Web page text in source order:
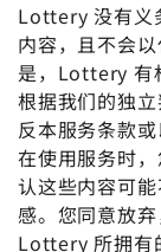
Lottery 没有义
内容，且不会
是，Lottery 有
根据我们的独
反本服务条款
在使用服务时
认这些内容可
感。您同意放
Lottery 所拥有